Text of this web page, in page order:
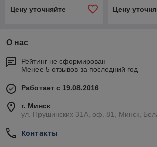
Цену уточняйте
Цену
О нас
Рейтинг не сформирован
Менее 5 отзывов за последний год
Работает с 19.08.2016
г. Минск
ул. Прушинских 31А, оф. 81, Минск,
Контакты